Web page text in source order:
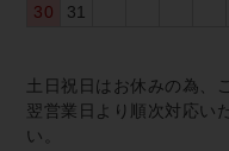
30
31
土日祝日はお休みの為、
翌営業日より順次対応い
い。